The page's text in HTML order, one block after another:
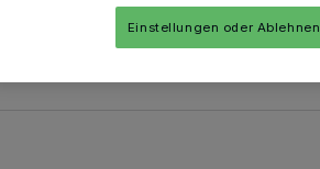
Einstellungen oder Ablehnen